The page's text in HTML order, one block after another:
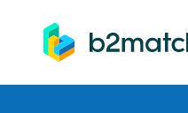
springen